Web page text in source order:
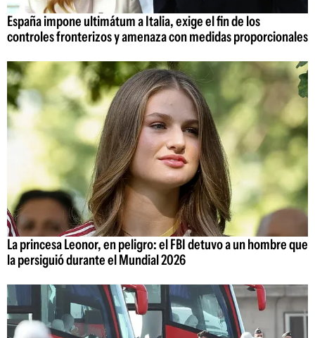
España impone ultimátum a Italia, exige el fin de los
controles fronterizos y amenaza con medidas proporcionales
La princesa Leonor, en peligro: el FBI detuvo a un hombre que
la persiguió durante el Mundial 2026